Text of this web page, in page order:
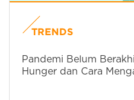
TRENDS
Pandemi Belum
Hunger dan Cara